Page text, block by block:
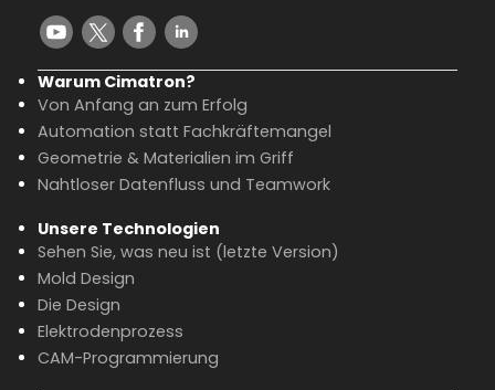
Warum Cimatron?
Von Anfang an zum Erfolg
Automation statt Fachkräftemangel
Geometrie & Materialien im Griff
Nahtloser Datenfluss und Teamwork
Unsere Technologien
Sehen Sie, was neu ist (letzte Version)
Mold Design
Die Design
Elektrodenprozess
CAM-Programmierung